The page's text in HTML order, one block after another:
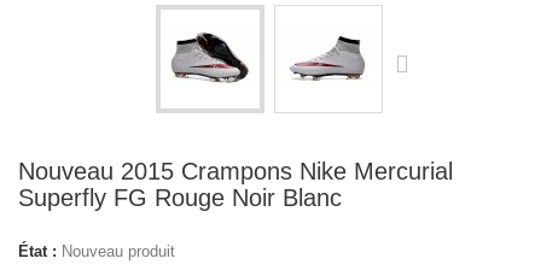
Nouveau 2015 Crampons Nike Mercurial
Superfly FG Rouge Noir Blanc
État : Nouveau produit